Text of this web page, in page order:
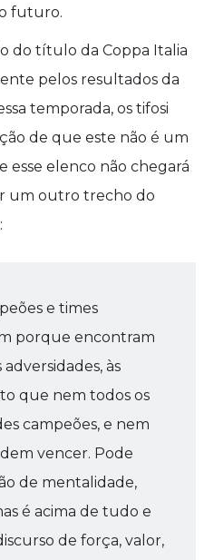
futuro.
do título da Coppa Italia
pelos resultados da
temporada, os tifosi
de que este não é um
esse elenco não chegará
um outro trecho do
e times
porque encontram
às
que nem todos os
campeões, e nem
vencer. Pode
de mentalidade,
é acima de tudo e
de força, valor,